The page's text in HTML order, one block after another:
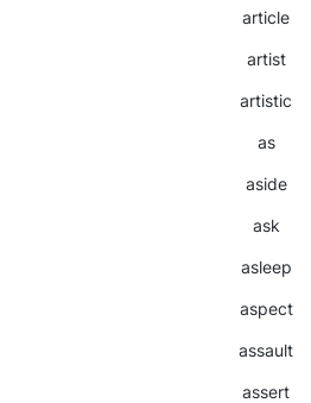
article
artist
artistic
as
aside
ask
asleep
aspect
assault
assert